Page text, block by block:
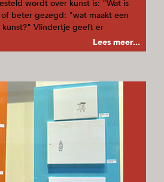
wordt over kunst is: "Wat is
beter gezegd: "wat maakt een
Vlindertje geeft er
Lees meer...